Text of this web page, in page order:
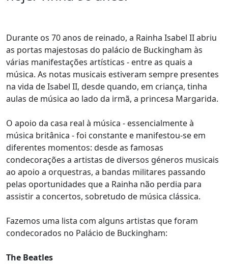
Durante os 70 anos de reinado, a Rainha Isabel II abriu
as portas majestosas do palácio de Buckingham às
várias manifestações artísticas - entre as quais a
música. As notas musicais estiveram sempre presentes
na vida de Isabel II, desde quando, em criança, tinha
aulas de música ao lado da irmã, a princesa Margarida.
O apoio da casa real à música - essencialmente à
música britânica - foi constante e manifestou-se em
diferentes momentos: desde as famosas
condecorações a artistas de diversos géneros musicais
ao apoio a orquestras, a bandas militares passando
pelas oportunidades que a Rainha não perdia para
assistir a concertos, sobretudo de música clássica.
Fazemos uma lista com alguns artistas que foram
condecorados no Palácio de Buckingham:
The Beatles